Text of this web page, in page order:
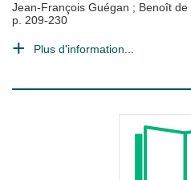
Jean-François Guégan ; Benoît de
p. 209-230
Plus d'information...